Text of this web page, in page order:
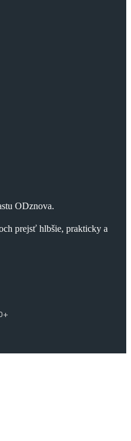
ODznova.
prejsť hlbšie, prakticky a